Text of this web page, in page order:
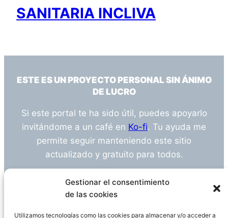
Gestionar el consentimiento
de las cookies
Utilizamos tecnologías como las cookies para almacenar y/o acceder a
SANITARIA INCLIVA
ESTE ES UN PROYECTO PERSONAL SIN ÁNIMO
DE LUCRO
Si este portal te ha sido útil, puedes apoyarlo
invitándome a un café en Ko-fi. Tu ayuda me
permite seguir manteniendo este sitio
actualizado y gratuito para todos.
¿Tienes alguna duda o sugerencia? Escríbeme
info@empleosanitarioinvestigacion.es